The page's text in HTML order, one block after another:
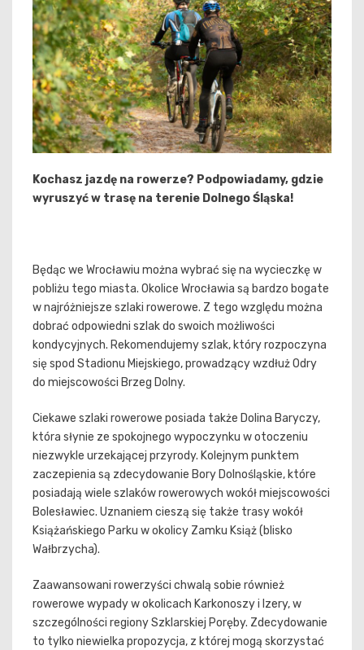
Kochasz jazdę na rowerze? Podpowiadamy, gdzie
wyruszyć w trasę na terenie Dolnego Śląska!
Będąc we Wrocławiu można wybrać się na wycieczkę w
pobliżu tego miasta. Okolice Wrocławia są bardzo bogate
w najróżniejsze szlaki rowerowe. Z tego względu można
dobrać odpowiedni szlak do swoich możliwości
kondycyjnych. Rekomendujemy szlak, który rozpoczyna
się spod Stadionu Miejskiego, prowadzący wzdłuż Odry
do miejscowości Brzeg Dolny.
Ciekawe szlaki rowerowe posiada także Dolina Baryczy,
która słynie ze spokojnego wypoczynku w otoczeniu
niezwykle urzekającej przyrody. Kolejnym punktem
zaczepienia są zdecydowanie Bory Dolnośląskie, które
posiadają wiele szlaków rowerowych wokół miejscowości
Bolesławiec. Uznaniem cieszą się także trasy wokół
Książańskiego Parku w okolicy Zamku Książ (blisko
Wałbrzycha).
Zaawansowani rowerzyści chwalą sobie również
rowerowe wypady w okolicach Karkonoszy i Izery, w
szczególności regiony Szklarskiej Poręby. Zdecydowanie
to tylko niewielka propozycja, z której mogą skorzystać